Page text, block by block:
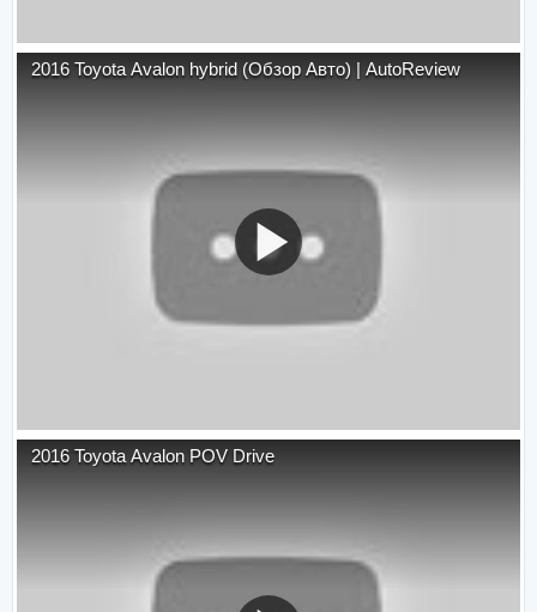
2016 Toyota Avalon hybrid (Обзор Авто) | AutoReview
2016 Toyota Avalon POV Drive